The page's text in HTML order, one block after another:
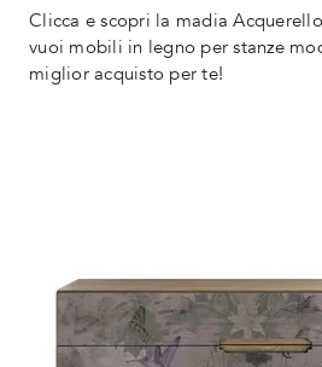
Clicca e scopri la madia
vuoi mobili in legno per stanze
miglior acquisto per te!